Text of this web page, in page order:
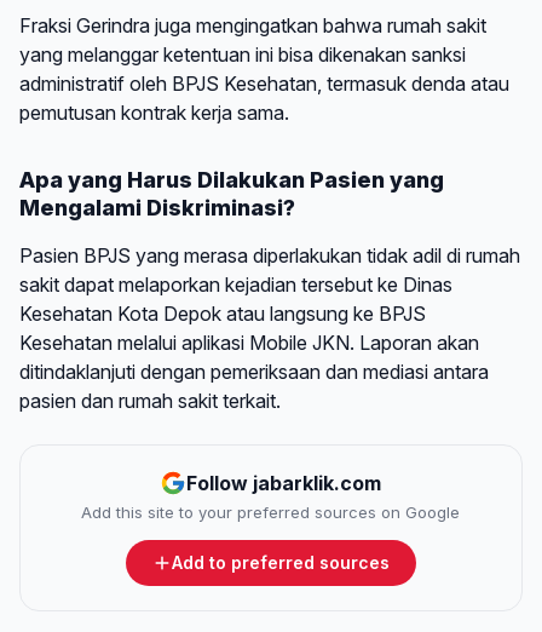
Fraksi Gerindra juga mengingatkan bahwa rumah sakit
yang melanggar ketentuan ini bisa dikenakan sanksi
administratif oleh BPJS Kesehatan, termasuk denda atau
pemutusan kontrak kerja sama.
Apa yang Harus Dilakukan Pasien yang
Mengalami Diskriminasi?
Pasien BPJS yang merasa diperlakukan tidak adil di rumah
sakit dapat melaporkan kejadian tersebut ke Dinas
Kesehatan Kota Depok atau langsung ke BPJS
Kesehatan melalui aplikasi Mobile JKN. Laporan akan
ditindaklanjuti dengan pemeriksaan dan mediasi antara
pasien dan rumah sakit terkait.
Follow jabarklik.com
Add this site to your preferred sources on Google
Add to preferred sources